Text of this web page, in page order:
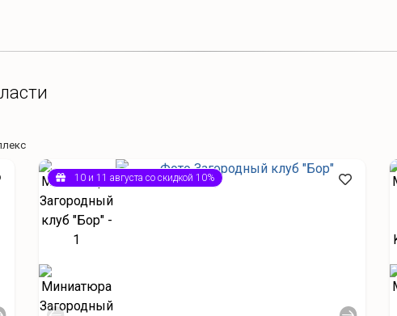
10 и 11 августа со скидкой 10%